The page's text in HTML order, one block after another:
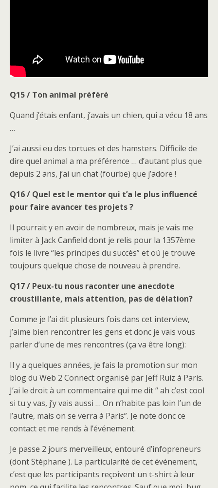
Q15 / Ton animal préféré
Quand j’étais enfant, j’avais un chien, qui a vécu 18 ans
…
J’ai aussi eu des tortues et des hamsters. Difficile de
dire quel animal a ma préférence … d’autant plus que
depuis 2 ans, j’ai un chat (fourbe) que j’adore !
Q16 / Quel est le mentor qui t’a le plus influencé
pour faire avancer tes projets ?
Il pourrait y en avoir de nombreux, mais je vais me
limiter à Jack Canfield dont je relis pour la 1357ème
fois le livre “les principes du succès” et où je trouve
toujours quelque chose de nouveau à prendre.
Q17 / Peux-tu nous raconter une anecdote
croustillante, mais attention, pas de délation?
Comme je l’ai dit plusieurs fois dans cet interview,
j’aime bien rencontrer les gens et donc je vais vous
parler d’une de mes rencontres (ça va être long):
Il y a quelques années, je fais la promotion sur mon
blog du Web 2 Connect organisé par Jeff Ruiz à Paris.
J’ai le droit à un commentaire qui me dit “ ah c’est cool
si tu y vas, j’y vais aussi … On n’habite pas loin l’un de
l’autre, mais on se verra à Paris”. Je note donc ce
contact et me rends à l’événement.
Je passe 2 jours merveilleux, entouré d’infopreneurs
(dont Stéphane ). La particularité de cet événement,
c’est que les participants reçoivent un t-shirt à leur